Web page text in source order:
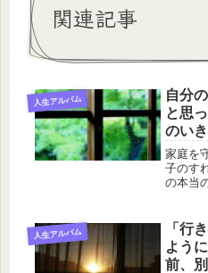
関連記事
人生アルバム
自分
と思
のい
家庭を
子のす
の本当
人生アルバム
「行
よう
前、